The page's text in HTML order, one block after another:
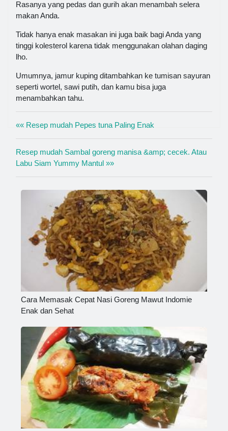
Rasanya yang pedas dan gurih akan menambah selera
makan Anda.
Tidak hanya enak masakan ini juga baik bagi Anda yang
tinggi kolesterol karena tidak menggunakan olahan daging
lho.
Umumnya, jamur kuping ditambahkan ke tumisan sayuran
seperti wortel, sawi putih, dan kamu bisa juga
menambahkan tahu.
«« Resep mudah Pepes tuna Paling Enak
Resep mudah Sambal goreng manisa &amp; cecek. Atau
Labu Siam Yummy Mantul »»
Cara Memasak Cepat Nasi Goreng Mawut Indomie
Enak dan Sehat